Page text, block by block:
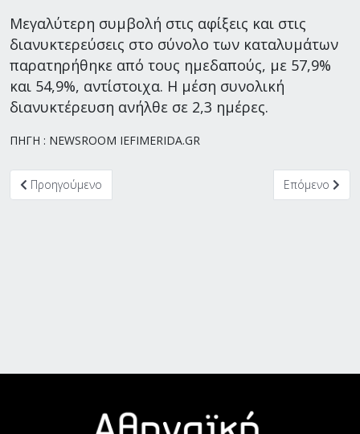
Μεγαλύτερη συμβολή στις αφίξεις και στις
διανυκτερεύσεις στο σύνολο των καταλυμάτων
παρατηρήθηκε από τους ημεδαπούς, με 57,9%
και 54,9%, αντίστοιχα. Η μέση συνολική
διανυκτέρευση ανήλθε σε 2,3 ημέρες.
ΠΗΓΗ : NEWSROOM IEFIMERIDA.GR
Προηγούμενο άρθρο: “Πράσινο φως” για την τουριστική
Προηγούμενο Επόμενο
Επόμενο